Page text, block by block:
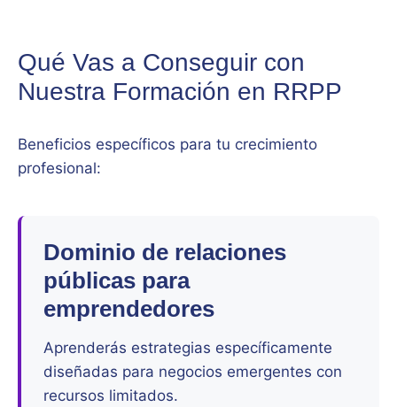
Qué Vas a Conseguir con
Nuestra Formación en RRPP
Beneficios específicos para tu crecimiento
profesional:
Dominio de relaciones
públicas para
emprendedores
Aprenderás estrategias específicamente
diseñadas para negocios emergentes con
recursos limitados.